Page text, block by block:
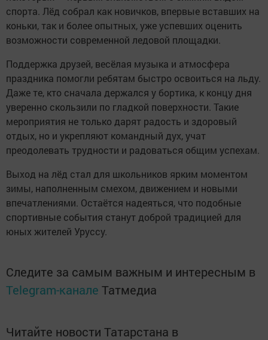
спорта. Лёд собрал как новичков, впервые вставших на
коньки, так и более опытных, уже успевших оценить
возможности современной ледовой площадки.
Поддержка друзей, весёлая музыка и атмосфера
праздника помогли ребятам быстро освоиться на льду.
Даже те, кто сначала держался у бортика, к концу дня
уверенно скользили по гладкой поверхности. Такие
мероприятия не только дарят радость и здоровый
отдых, но и укрепляют командный дух, учат
преодолевать трудности и радоваться общим успехам.
Выход на лёд стал для школьников ярким моментом
зимы, наполненным смехом, движением и новыми
впечатлениями. Остаётся надеяться, что подобные
спортивные события станут доброй традицией для
юных жителей Уруссу.
Следите за самым важным и интересным в
Telegram-канале Татмедиа
Читайте новости Татарстана в